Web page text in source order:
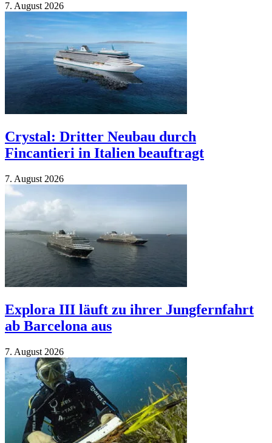
7. Au­gust 2026
Crystal: Dritter Neubau durch
Fincantieri in Italien beauftragt
7. Au­gust 2026
Explora III läuft zu ihrer Jungfernfahrt
ab Barcelona aus
7. Au­gust 2026